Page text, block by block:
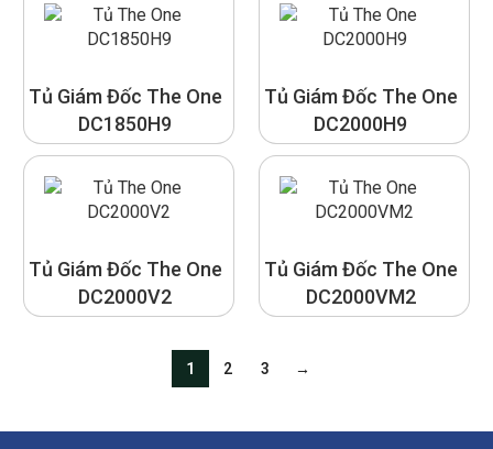
Tủ Giám Đốc The One
DC1850H9
Tủ Giám Đốc The One
DC2000H9
Tủ Giám Đốc The One
DC2000V2
Tủ Giám Đốc The One
DC2000VM2
1 2 3 →